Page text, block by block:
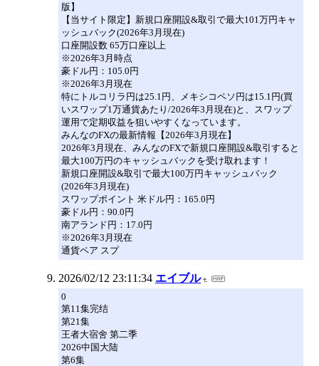
版】
【当サイト限定】新規口座開設&取引で最大101万円キャ
ッシュバック(2026年3月現在)
口座開設数 65万口座以上
※2026年3月時点
豪ドル円：105.0円
※2026年3月現在
特にトルコリラ円は25.1円、メキシコペソ円は15.1円(買
いスワップ1万通貨あたり/2026年3月現在)と、スワップ
運用で定期収益を狙いやすくなっています。
みんなのFXの最新情報【2026年3月現在】
2026年3月現在、みんなのFXで新規口座開設&取引すると
最大100万円のキャッシュバックを受け取れます！
新規口座開設&取引で最大100万円キャッシュバック
(2026年3月現在)
スワップポイント 米ドル円：165.0円
豪ドル円：90.0円
南アランド円：17.0円
※2026年3月現在
通貨ペア スプ
2026/02/12 23:11:34 エイブル
0
第11集完结
第21集
王者大宿舍 第二季
2026中国大陆
第6集